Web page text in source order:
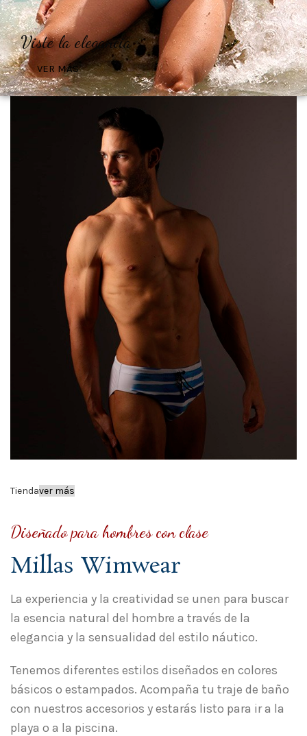
Viste la elegancia
VER MÁS
Tiendaver más
Diseñado para hombres con clase
Millas Wimwear
La experiencia y la creatividad se unen para buscar
la esencia natural del hombre a través de la
elegancia y la sensualidad del estilo náutico.
Tenemos diferentes estilos diseñados en colores
básicos o estampados. Acompaña tu traje de baño
con nuestros accesorios y estarás listo para ir a la
playa o a la piscina.